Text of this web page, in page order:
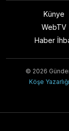
Künye
WebTV
Haber
© 2026
Köşe